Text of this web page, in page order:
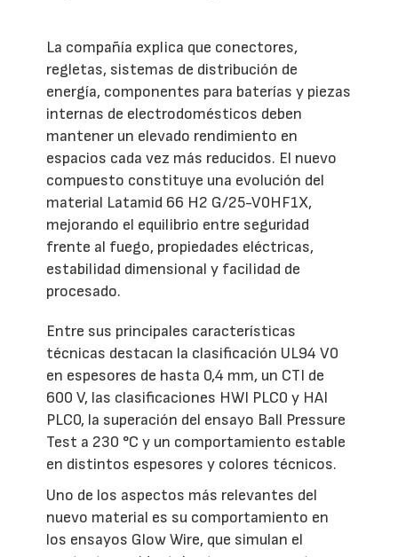
La compañía explica que conectores,
regletas, sistemas de distribución de
energía, componentes para baterías y piezas
internas de electrodomésticos deben
mantener un elevado rendimiento en
espacios cada vez más reducidos. El nuevo
compuesto constituye una evolución del
material Latamid 66 H2 G/25-V0HF1X,
mejorando el equilibrio entre seguridad
frente al fuego, propiedades eléctricas,
estabilidad dimensional y facilidad de
procesado.
Entre sus principales características
técnicas destacan la clasificación UL94 V0
en espesores de hasta 0,4 mm, un CTI de
600 V, las clasificaciones HWI PLC0 y HAI
PLC0, la superación del ensayo Ball Pressure
Test a 230 °C y un comportamiento estable
en distintos espesores y colores técnicos.
Uno de los aspectos más relevantes del
nuevo material es su comportamiento en
los ensayos Glow Wire, que simulan el